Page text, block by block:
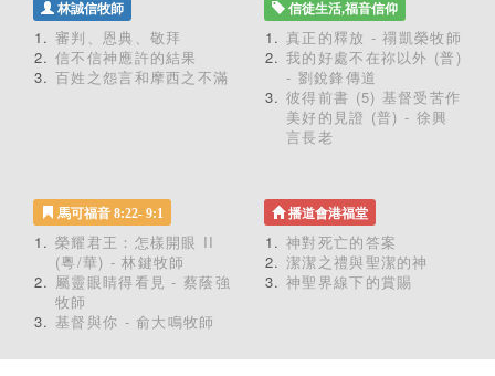
林誠信牧師
審判、恩典、敬拜
信不信神應許的結果
百姓之怨言和摩西之不滿
信徒生活,福音信仰
真正的釋放 - 禤凱榮牧師
我的好處不在祢以外 (普)
- 劉銳鋒傳道
彼得前書 (5) 基督受苦作
美好的見證 (普) - 徐興
言長老
馬可福音 8:22- 9:1
榮耀君王：怎樣開眼 II
(粵/華) - 林鍵牧師
屬靈眼睛得看見 - 蔡蔭強
牧師
基督與你 - 俞大鳴牧師
播道會港福堂
神對死亡的答案
潔潔之禮與聖潔的神
神聖界線下的賞賜